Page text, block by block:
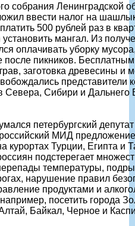
собрания Ленинградской
ввести налог на
500 рублей раз в
установить мангал. Из
оплачивать уборку
после пикников.
заготовка древесины и
представители
Севера, Сибири и Дальнего
петербургский
МИД
курортах Турции, Египта и
подстерегает
температуры,
нарушение правил
продуктами и
посетить города
Байкал, Черное и